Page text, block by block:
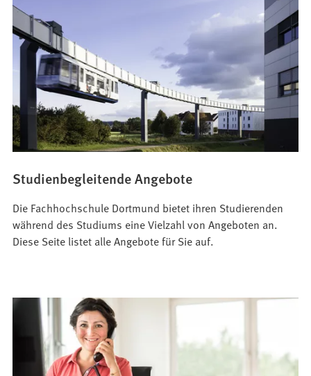
Studienbegleitende Angebote
Die Fachhochschule Dortmund bietet ihren Studierenden
während des Studiums eine Vielzahl von Angeboten an.
Diese Seite listet alle Angebote für Sie auf.